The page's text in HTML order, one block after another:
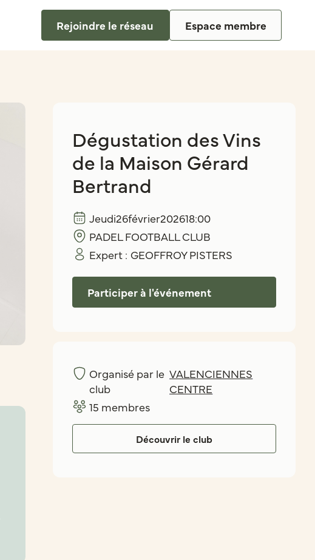
Rejoindre le réseau Espace membre
Dégustation des Vins
de la Maison Gérard
Bertrand
Jeudi26février202618:00
PADEL FOOTBALL CLUB
Expert : GEOFFROY PISTERS
Participer à l'événement
Organisé par le
club
VALENCIENNES
CENTRE
15 membres
Découvrir le club